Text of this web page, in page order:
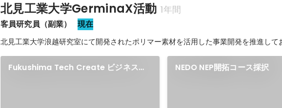
北見工業大学GerminaX活動 1年間
客員研究員（副業） 現在
北見工業大学浪越研究室にて開発されたポリマー素材を活用した事業開発を推進して
Fukushima Tech Create ビジネスア
NEDO NEP開拓コース採択